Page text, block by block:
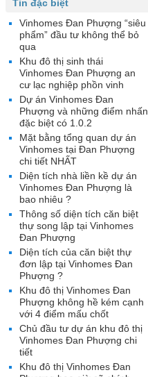
Tin đặc biệt
Vinhomes Đan Phượng “siêu
phẩm” đầu tư không thể bỏ
qua
Khu đô thị sinh thái
Vinhomes Đan Phượng an
cư lạc nghiệp phồn vinh
Dự án Vinhomes Đan
Phượng và những điểm nhấn
đặc biệt có 1.0.2
Mặt bằng tổng quan dự án
Vinhomes tại Đan Phượng
chi tiết NHẤT
Diện tích nhà liền kề dự án
Vinhomes Đan Phượng là
bao nhiêu ?
Thông số diện tích căn biệt
thự song lập tại Vinhomes
Đan Phượng
Diện tích của căn biệt thự
đơn lập tại Vinhomes Đan
Phượng ?
Khu đô thị Vinhomes Đan
Phượng không hề kém cạnh
với 4 điểm mấu chốt
Chủ đầu tư dự án khu đô thị
Vinhomes Đan Phượng chi
tiết
Khu đô thị Vinhomes Đan